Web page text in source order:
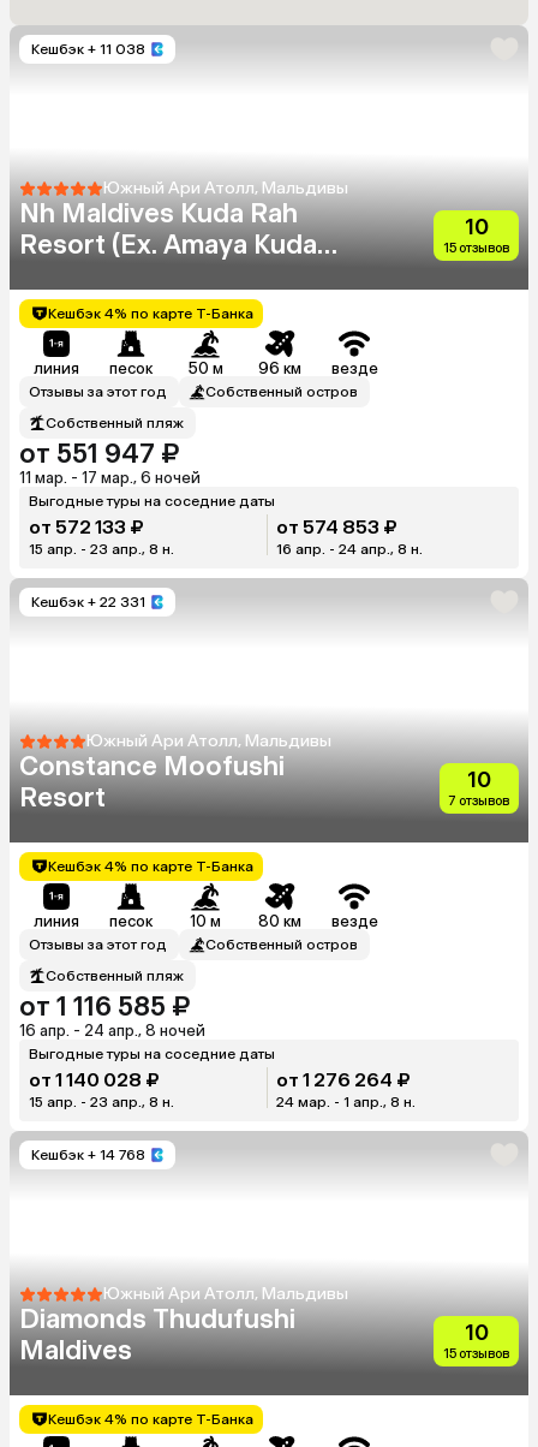
Кешбэк + 11 038
Южный Ари Атолл, Мальдивы
Nh Maldives Kuda Rah
Resort (Ex. Amaya Kuda
10
15 отзывов
Кешбэк 4% по карте Т-Банка
линия песок 50 м 96 км везде
Отзывы за этот год
Собственный остров
Собственный пляж
от 551 947 ₽
11 мар. - 17 мар., 6 ночей
Выгодные туры на соседние даты
от 572 133 ₽
15 апр. - 23 апр., 8 н.
от 574 853 ₽
16 апр. - 24 апр., 8 н.
Кешбэк + 22 331
Южный Ари Атолл, Мальдивы
Constance Moofushi
Resort
10
7 отзывов
Кешбэк 4% по карте Т-Банка
линия песок 10 м 80 км везде
Отзывы за этот год
Собственный остров
Собственный пляж
от 1 116 585 ₽
16 апр. - 24 апр., 8 ночей
Выгодные туры на соседние даты
от 1 140 028 ₽
15 апр. - 23 апр., 8 н.
от 1 276 264 ₽
24 мар. - 1 апр., 8 н.
Кешбэк + 14 768
Южный Ари Атолл, Мальдивы
Diamonds Thudufushi
Maldives
10
15 отзывов
Кешбэк 4% по карте Т-Банка